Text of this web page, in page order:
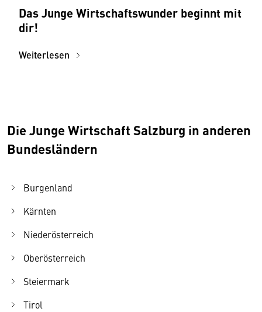
Das Junge Wirtschaftswunder beginnt mit
dir!
Weiterlesen
Die Junge Wirtschaft Salzburg in anderen
Bundesländern
Burgenland
Kärnten
Niederösterreich
Oberösterreich
Steiermark
Tirol